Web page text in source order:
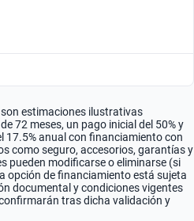
estimaciones ilustrativas
72 meses, un pago inicial del 50% y
17.5% anual con financiamiento con
como seguro, accesorios, garantías y
pueden modificarse o eliminarse (si
opción de financiamiento está sujeta
documental y condiciones vigentes
tras dicha validación y